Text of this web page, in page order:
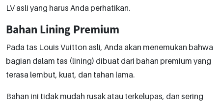
LV asli yang harus Anda perhatikan.
Bahan Lining Premium
Pada tas Louis Vuitton asli, Anda akan menemukan bahwa
bagian dalam tas (lining) dibuat dari bahan premium yang
terasa lembut, kuat, dan tahan lama.
Bahan ini tidak mudah rusak atau terkelupas, dan sering